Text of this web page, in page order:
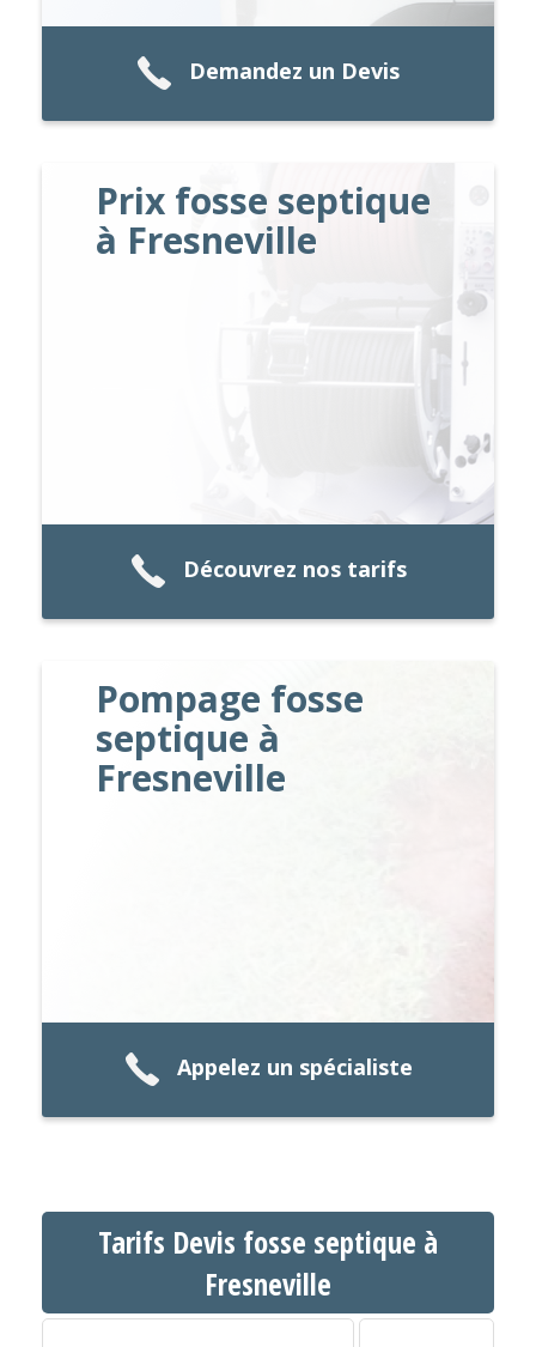
Demandez un Devis
Prix fosse septique
à Fresneville
Découvrez nos tarifs
Pompage fosse
septique à
Fresneville
Appelez un spécialiste
Tarifs Devis fosse septique à
Fresneville